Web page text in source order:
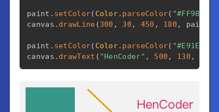
paint . setColor( Color. parseColor( "#FF9800"
canvas . drawLine (300 , 30 , 450 , 180 , paint
paint . setColor( Color. parseColor( "#E91E63"
canvas . drawText ( "HenCoder" , 500 , 130 ,